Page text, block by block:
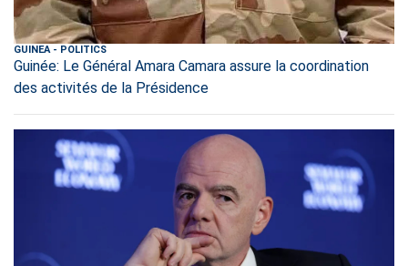
GUINEA- POLITICS
Guinée: Le Général Amara Camara assure la coordination
des activités de la Présidence